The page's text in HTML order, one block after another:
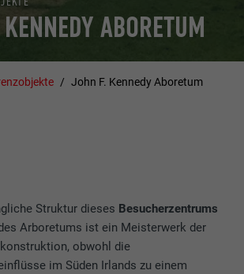
ABORETUM
John F. Kennedy Aboretum
Struktur dieses Besucherzentrums
Arboretums ist ein Meisterwerk der
obwohl die
im Süden Irlands zu einem